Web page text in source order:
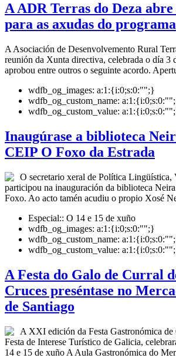
A ADR Terras do Deza
para as axudas do
A Asociación de Desenvolvemento Rural
reunión da Xunta directiva, celebrada o día 3
aprobou entre outros o seguinte acordo.
wdfb_og_images: a:1:{i:0;s:0:"";}
wdfb_og_custom_name:
wdfb_og_custom_value:
Inaugúrase a biblioteca
CEIP O Foxo da Estrada
O secretario xeral de Política Lingüística,
participou na inauguración da biblioteca
Foxo. Ao acto tamén acudiu o propio Xosé
Especial:: O 14 e 15 de xuño
wdfb_og_images: a:1:{i:0;s:0:"";}
wdfb_og_custom_name:
wdfb_og_custom_value:
A Festa do Galo de Curral
Cruces preséntase no
de Santiago
A XXI edición da Festa Gastronómica de
Festa de Interese Turístico de Galicia,
14 e 15 de xuño A Aula Gastronómica do